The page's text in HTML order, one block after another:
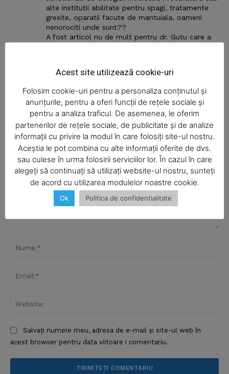
Magazine PRO
SUBSCRIBE NOW
Company
My account
alte institutii abilitate pentru spagi, tratamente
gresite, oparatii facute de mantuiala, oameni
nenorociti unde sunt??
A fost articol nu de mult pentru dr. Gutu care a
nimic??? A fost suspendat cateva zile si
porcariile??
RĂSPUNDEȚI
LĂSAȚI UN MESAJ
Salvați numele meu, adresa de e-mail și site-ul web în
acest browser pentru data viitoare i comentariu.
Acest site utilizează cookie-uri
Folosim cookie-uri pentru a personaliza conținutul și
anunțurile, pentru a oferi funcții de rețele sociale și
pentru a analiza traficul. De asemenea, le oferim
partenerilor de rețele sociale, de publicitate și de analize
informații cu privire la modul în care folosiți site-ul nostru.
Aceștia le pot combina cu alte informații oferite de dvs.
sau culese în urma folosirii serviciilor lor. În cazul în care
alegeți să continuați să utilizați website-ul nostru, sunteți
de acord cu utilizarea modulelor noastre cookie.
Ok Politica de confidentialitate